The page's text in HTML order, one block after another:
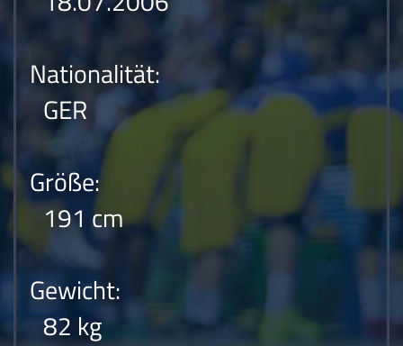
Nationalität:
GER
Größe:
191 cm
Gewicht:
82 kg